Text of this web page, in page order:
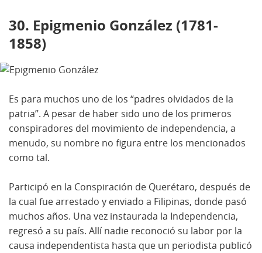
30. Epigmenio González (1781-
1858)
Es para muchos uno de los “padres olvidados de la
patria”. A pesar de haber sido uno de los primeros
conspiradores del movimiento de independencia, a
menudo, su nombre no figura entre los mencionados
como tal.
Participó en la Conspiración de Querétaro, después de
la cual fue arrestado y enviado a Filipinas, donde pasó
muchos años. Una vez instaurada la Independencia,
regresó a su país. Allí nadie reconoció su labor por la
causa independentista hasta que un periodista publicó